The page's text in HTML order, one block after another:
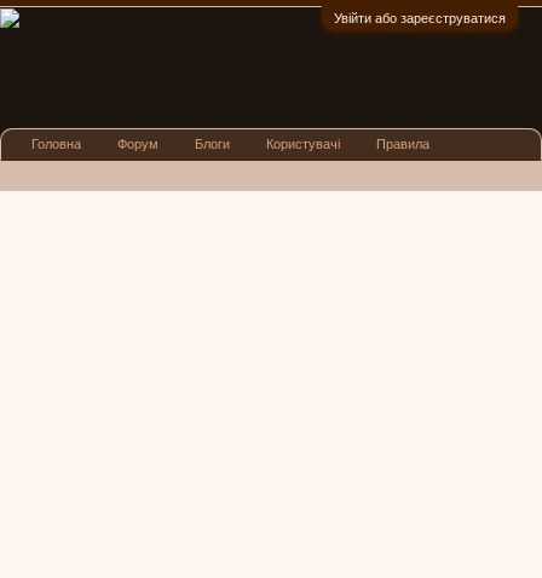
Увійти або зареєструватися
Головна Форум Блоги Користувачі Правила